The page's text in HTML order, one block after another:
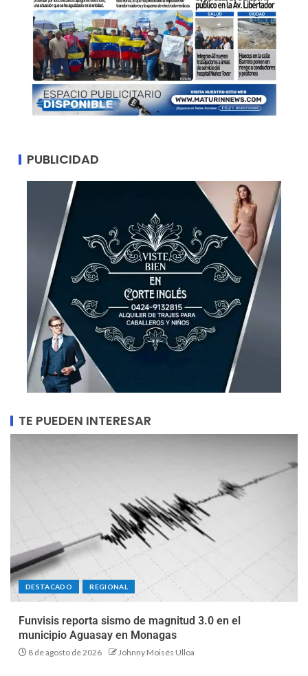
PUBLICIDAD
TE PUEDEN INTERESAR
DESTACADO REGIONAL
Funvisis reporta sismo de magnitud 3.0 en el
municipio Aguasay en Monagas
8 de agosto de 2026 Johnny Moisés Ulloa